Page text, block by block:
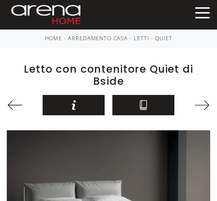
HOME -ARREDAMENTO CASA - LETTI -QUIET
Letto con contenitore Quiet di
Bside